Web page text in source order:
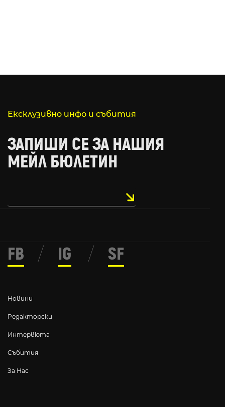
Ексклузивно инфо и събития
ЗАПИШИ СЕ ЗА НАШИЯ
МЕЙЛ БЮЛЕТИН
Новини
Редакторски
Интервюта
Събития
За Нас
FB / IG / SF